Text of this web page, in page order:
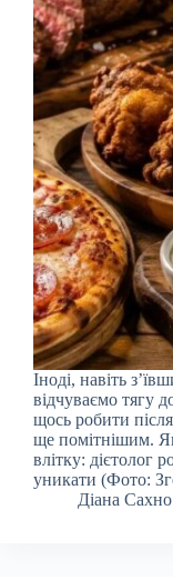
Іноді, навіть
відчуваємо тягу
щось робити
ще помітнішим.
влітку: дієтолог
уникати (Фото:
Діана Сахно